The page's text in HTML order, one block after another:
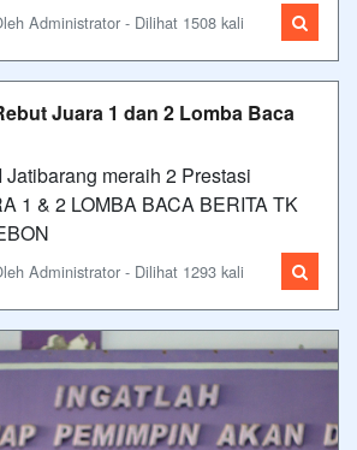
Administrator - Dilihat 1508 kali
Juara 1 dan 2 Lomba Baca
meraih 2 Prestasi
1 & 2 LOMBA BACA BERITA TK
Administrator - Dilihat 1293 kali